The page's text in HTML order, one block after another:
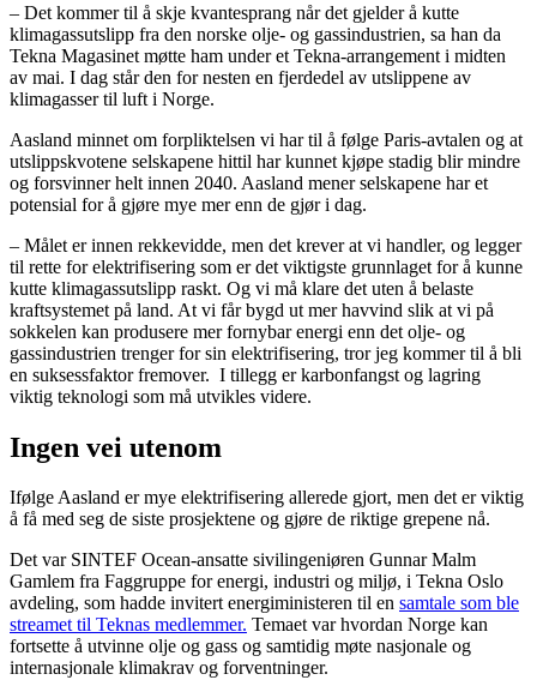
– Det kommer til å skje kvantesprang når det gjelder å kutte
klimagassutslipp fra den norske olje- og gassindustrien, sa han da
Tekna Magasinet møtte ham under et Tekna-arrangement i midten
av mai. I dag står den for nesten en fjerdedel av utslippene av
klimagasser til luft i Norge.
Aasland minnet om forpliktelsen vi har til å følge Paris-avtalen og at
utslippskvotene selskapene hittil har kunnet kjøpe stadig blir mindre
og forsvinner helt innen 2040. Aasland mener selskapene har et
potensial for å gjøre mye mer enn de gjør i dag.
– Målet er innen rekkevidde, men det krever at vi handler, og legger
til rette for elektrifisering som er det viktigste grunnlaget for å kunne
kutte klimagassutslipp raskt. Og vi må klare det uten å belaste
kraftsystemet på land. At vi får bygd ut mer havvind slik at vi på
sokkelen kan produsere mer fornybar energi enn det olje- og
gassindustrien trenger for sin elektrifisering, tror jeg kommer til å bli
en suksessfaktor fremover. I tillegg er karbonfangst og lagring
viktig teknologi som må utvikles videre.
Ingen vei utenom
Ifølge Aasland er mye elektrifisering allerede gjort, men det er viktig
å få med seg de siste prosjektene og gjøre de riktige grepene nå.
Det var SINTEF Ocean-ansatte sivilingeniøren Gunnar Malm
Gamlem fra Faggruppe for energi, industri og miljø, i Tekna Oslo
avdeling, som hadde invitert energiministeren til en samtale som ble
streamet til Teknas medlemmer. Temaet var hvordan Norge kan
fortsette å utvinne olje og gass og samtidig møte nasjonale og
internasjonale klimakrav og forventninger.